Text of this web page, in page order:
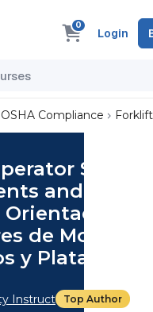
0
Login
OSHA Compliance
Safety:
and
de
y Plataformas
Instruct Top Author